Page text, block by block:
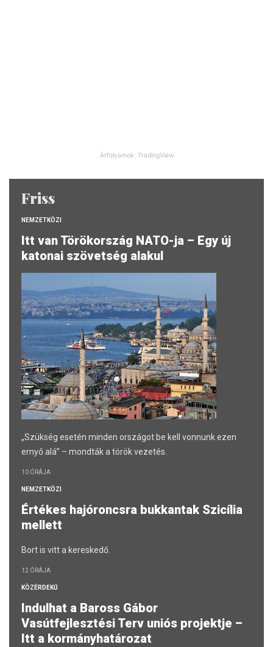
Árfolyamok: TradingView
Friss
NEMZETKÖZI
Itt van Törökország NATO-ja – Egy új
katonai szövetség alakul
„Szükség esetén minden országot be kell vonnunk ezen
ernyő alá” – mondták a török vezetés.
10 ÓRÁJA
NEMZETKÖZI
Értékes hajóroncsra bukkantak Szicília
mellett
Bort is vitt a kereskedő.
12 ÓRÁJA
KÖZÉRDEKŰ
Indulhat a Baross Gábor
Vasútfejlesztési Terv uniós projektje –
Itt a kormányhatározat